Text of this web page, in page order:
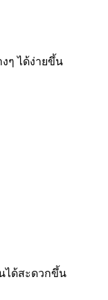
ๆ ได้ง่ายขึ้น
ได้สะดวกขึ้น